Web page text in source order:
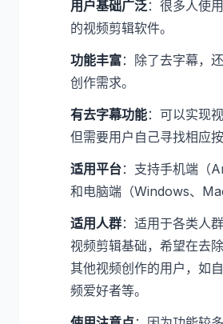
用户基础广泛：很多人使
的视频剪辑软件。
功能丰富：除了去字幕，
创作需求。
有去字幕功能：可以实现
但需要用户自己寻找相应按
适用平台：支持手机端（
和电脑端（Windows、
适用人群：适用于各类人
视频剪辑基础，希望在去
其他视频创作的用户，如
频爱好者等。